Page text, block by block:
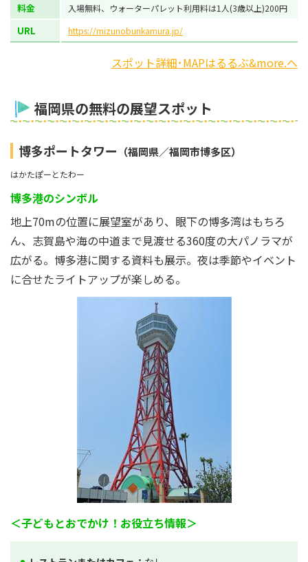
料金 入場無料、ウォーターパレット利用料は1人(3歳以上)200円
URL https://mizunobunkamura.jp/
スポット詳細･MAPはるるぶ&more.へ
福岡県の無料の展望スポット
博多ポートタワー （福岡県／福岡市博多区）
はかたぽーとたわー
博多港のシンボル
地上70mの位置に展望室があり、眼下の博多湾はもちろ
ん、志賀島や海の中道まで見渡せる360度の大パノラマが
広がる。博多港に関する資料も展示。夜は季節やイベント
に合せたライトアップが楽しめる。
＜子どもとおでかけ！お役立ち情報＞